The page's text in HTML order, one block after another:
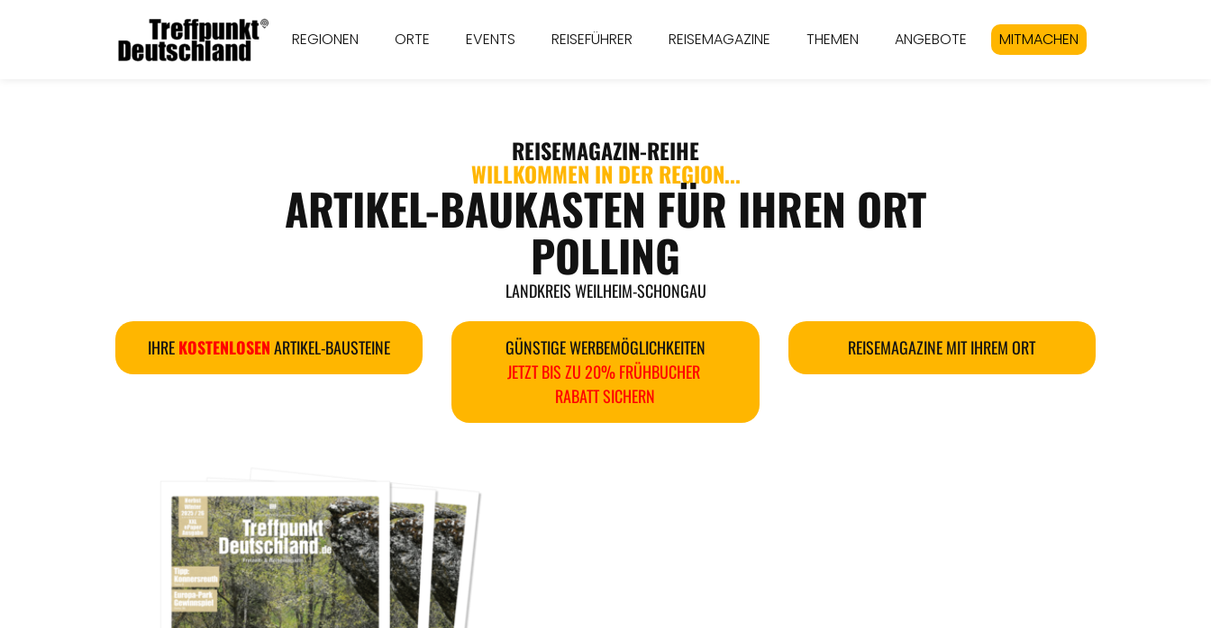
REGIONEN ORTE EVENTS REISEFÜHRER REISEMAGAZINE THEMEN ANGEBOTE MITMACHEN
REISEMAGAZIN-REIHE
WILLKOMMEN IN DER REGION...
ARTIKEL-BAUKASTEN FÜR IHREN ORT
POLLING
LANDKREIS WEILHEIM-SCHONGAU
IHREKOSTENLOSENARTIKEL-BAUSTEINE
GÜNSTIGE WERBEMÖGLICHKEITEN
JETZT BIS ZU 20% FRÜHBUCHER
RABATT SICHERN
REISEMAGAZINE MIT IHREM ORT